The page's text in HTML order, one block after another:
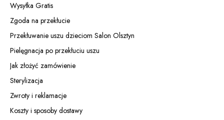
Wysyłka Gratis
Zgoda na przekłucie
Przekłuwanie uszu dzieciom Salon Olsztyn
Pielęgnacja po przekłuciu uszu
Jak złożyć zamówienie
Sterylizacja
Zwroty i reklamacje
Koszty i sposoby dostawy